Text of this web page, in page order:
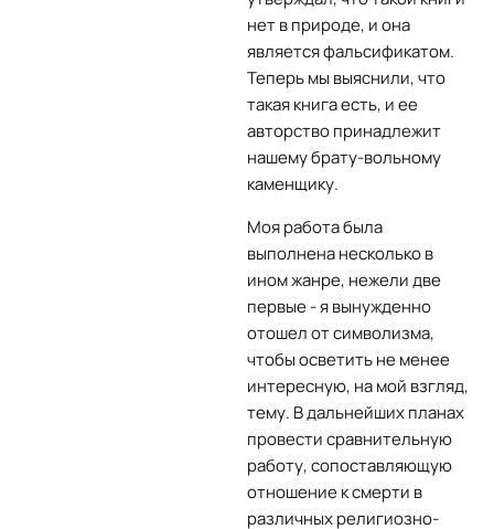
нет в природе, и она
является фальсификатом.
Теперь мы выяснили, что
такая книга есть, и ее
авторство принадлежит
нашему брату-вольному
каменщику.
Моя работа была
выполнена несколько в
ином жанре, нежели две
первые - я вынужденно
отошел от символизма,
чтобы осветить не менее
интересную, на мой взгляд,
тему. В дальнейших планах
провести сравнительную
работу, сопоставляющую
отношение к смерти в
различных религиозно-